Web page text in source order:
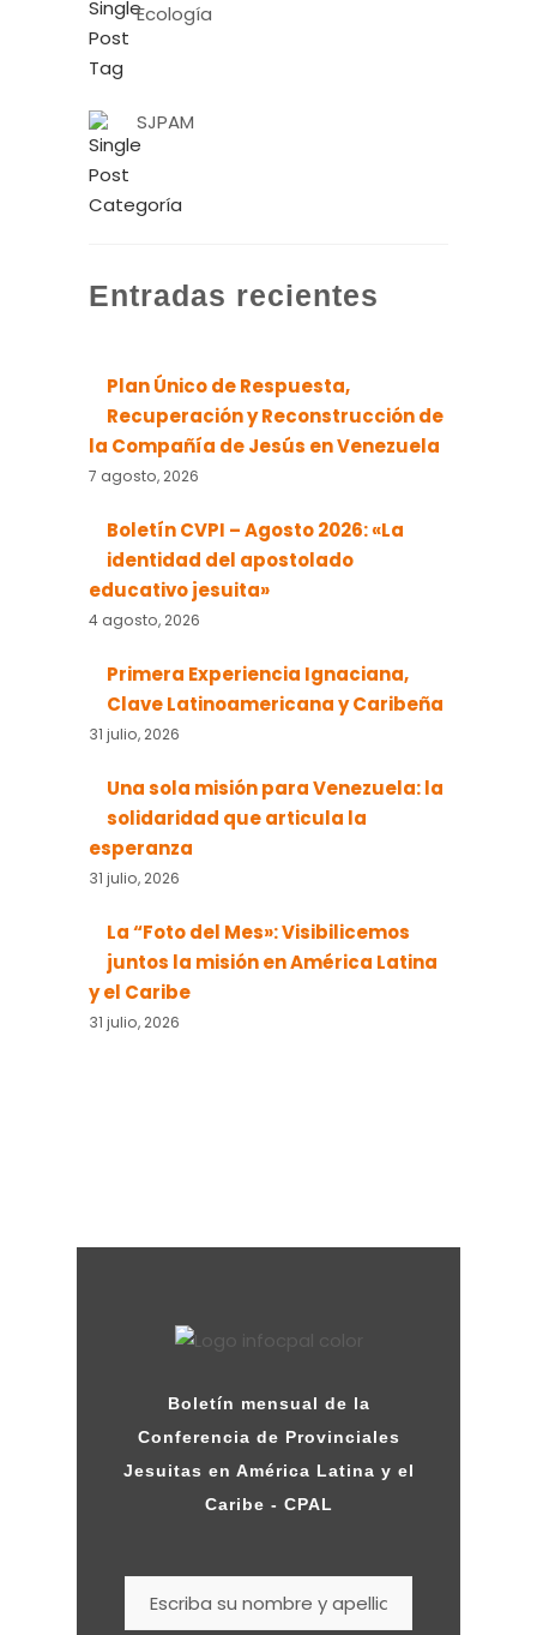
Ecología
SJPAM
Entradas recientes
Plan Único de Respuesta,
Recuperación y Reconstrucción de
la Compañía de Jesús en Venezuela
7 agosto, 2026
Boletín CVPI – Agosto 2026: «La
identidad del apostolado
educativo jesuita»
4 agosto, 2026
Primera Experiencia Ignaciana,
Clave Latinoamericana y Caribeña
31 julio, 2026
Una sola misión para Venezuela: la
solidaridad que articula la
esperanza
31 julio, 2026
La “Foto del Mes»: Visibilicemos
juntos la misión en América Latina
y el Caribe
31 julio, 2026
Boletín mensual de la
Conferencia de Provinciales
Jesuitas en América Latina y el
Caribe - CPAL